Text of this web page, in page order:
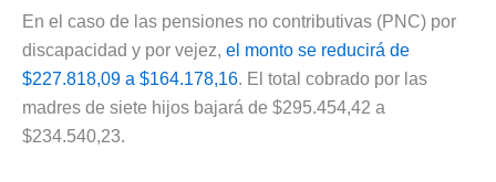
En el caso de las pensiones no contributivas (PNC) por
discapacidad y por vejez, el monto se reducirá de
$227.818,09 a $164.178,16. El total cobrado por las
madres de siete hijos bajará de $295.454,42 a
$234.540,23.